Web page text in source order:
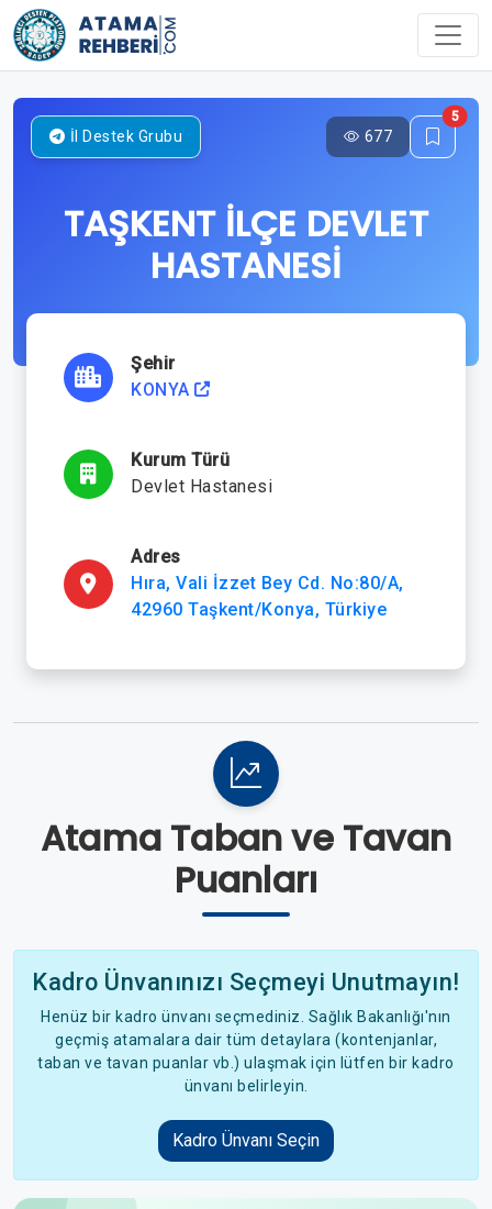
TAŞKENT İLÇE DEVLET
HASTANESİ
İl Destek Grubu 677
5
Şehir
KONYA
Kurum Türü
Devlet Hastanesi
Adres
Hıra, Vali İzzet Bey Cd. No:80/A,
42960 Taşkent/Konya, Türkiye
Atama Taban ve Tavan
Puanları
Kadro Ünvanınızı Seçmeyi Unutmayın!
Henüz bir kadro ünvanı seçmediniz. Sağlık Bakanlığı'nın
geçmiş atamalara dair tüm detaylara (kontenjanlar,
taban ve tavan puanlar vb.) ulaşmak için lütfen bir kadro
ünvanı belirleyin.
Kadro Ünvanı Seçin